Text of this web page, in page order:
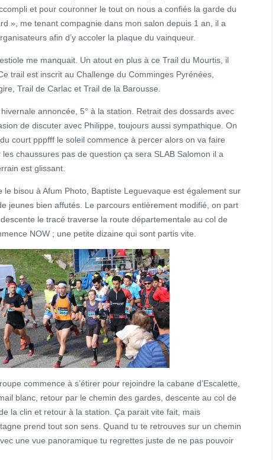
et pour couronner le tout on nous a confiés la garde du
», me tenant compagnie dans mon salon depuis 1 an, il a
afin d’y accoler la plaque du vainqueur.
me manquait. Un atout en plus à ce Trail du Mourtis, il
trail est inscrit au Challenge du Comminges Pyrénées,
Trail de Carlac et Trail de la Barousse.
annoncée, 5° à la station. Retrait des dossards avec
de discuter avec Philippe, toujours aussi sympathique. On
court pppfff le soleil commence à percer alors on va faire
chaussures pas de question ça sera SLAB Salomon il a
est glissant.
le bisou à Afum Photo, Baptiste Leguevaque est également sur
jeunes bien affutés. Le parcours entièrement modifié, on part
le tracé traverse la route départementale au col de
NOW ; une petite dizaine qui sont partis vite.
commence à s’étirer pour rejoindre la cabane d’Escalette,
blanc, retour par le chemin des gardes, descente au col de
la clin et retour à la station. Ça parait vite fait, mais
prend tout son sens. Quand tu te retrouves sur un chemin
une vue panoramique tu regrettes juste de ne pas pouvoir